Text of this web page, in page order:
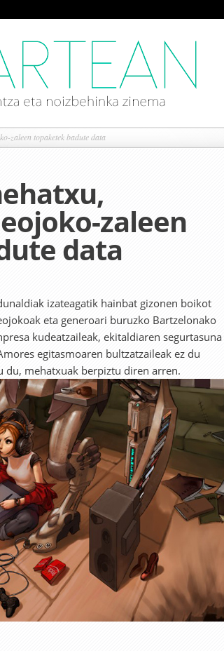
zaleen topaketek badute data
zaleen
data
izateagatik hainbat gizonen boikot
eta generoari buruzko Bartzelonako
kudeatzaileak, ekitaldiaren segurtasuna
egitasmoaren bultzatzaileak ez du
du, mehatxuak berpiztu diren arren.